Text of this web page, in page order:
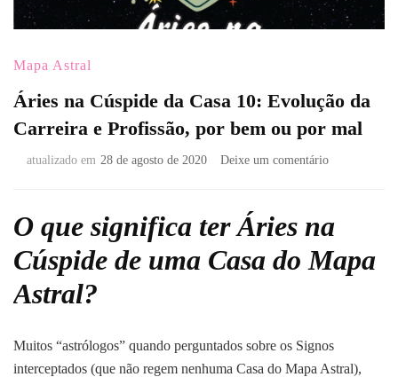
Mapa Astral
Áries na Cúspide da Casa 10: Evolução da
Carreira e Profissão, por bem ou por mal
atualizado em 28 de agosto de 2020 Deixe um comentárioem
da
Casa
10:
e
Profissão,
O que significa ter Áries na
Cúspide de uma Casa do Mapa
Astral?
Muitos “astrólogos” quando perguntados sobre os Signos
interceptados (que não regem nenhuma Casa do Mapa Astral),